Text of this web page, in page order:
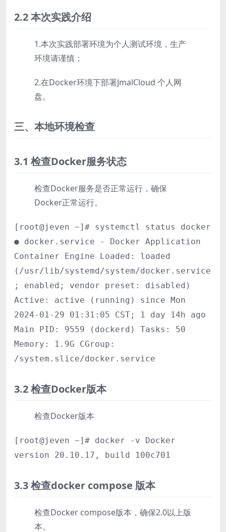
2.2 本次实践介绍
1.本次实践部署环境为个人测试环境，生产
环境请谨慎；
2.在Docker环境下部署JmalCloud 个人网
盘。
三、本地环境检查
3.1 检查Docker服务状态
检查Docker服务是否正常运行，确保
Docker正常运行。
[root@jeven ~]# systemctl status docker
● docker.service - Docker Application
Container Engine Loaded: loaded
(/usr/lib/systemd/system/docker.service
; enabled; vendor preset: disabled)
Active: active (running) since Mon
2024-01-29 01:31:05 CST; 1 day 14h ago
Main PID: 9559 (dockerd) Tasks: 50
Memory: 1.9G CGroup:
/system.slice/docker.service
3.2 检查Docker版本
检查Docker版本
[root@jeven ~]# docker -v Docker
version 20.10.17, build 100c701
3.3 检查docker compose 版本
检查Docker compose版本，确保2.0以上版
本。